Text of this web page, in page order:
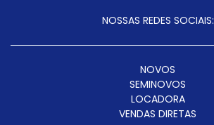
NOSSAS REDES SOCIAIS:
NOVOS
SEMINOVOS
LOCADORA
VENDAS DIRETAS